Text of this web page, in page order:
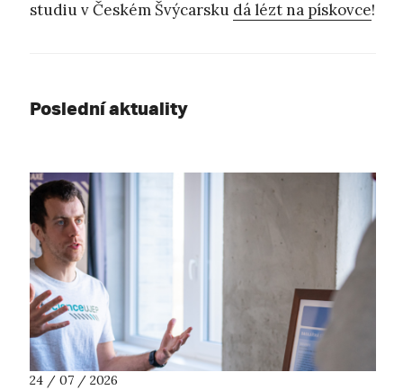
studiu v Českém Švýcarsku dá lézt na pískovce!
Poslední aktuality
24 / 07 / 2026